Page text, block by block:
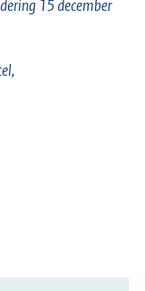
15 december